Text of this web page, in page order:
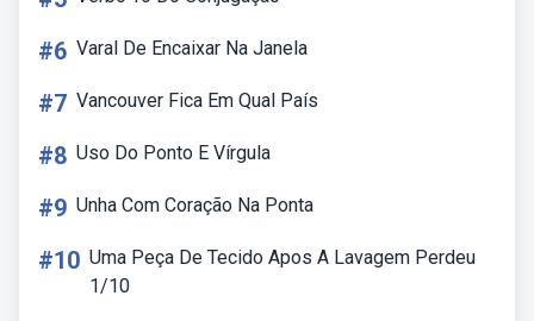
#6 Varal De Encaixar Na Janela
#7 Vancouver Fica Em Qual País
#8 Uso Do Ponto E Vírgula
#9 Unha Com Coração Na Ponta
#10 Uma Peça De Tecido Apos A Lavagem Perdeu
1/10